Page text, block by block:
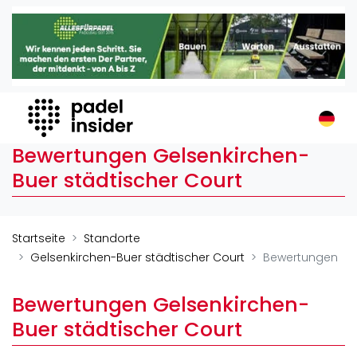
Padel Insider
Home
Organisationen
Buchungssysteme
Padel-Shops
Padel-Marken
Verschiedenes
Veranstaltungen
Turniere
International
Playtomic
Bewertungen Gelsenkirchen-
Buer städtischer Court
Startseite
Standorte
Gelsenkirchen-Buer städtischer Court
Bewertungen
Bewertungen Gelsenkirchen-
Buer städtischer Court